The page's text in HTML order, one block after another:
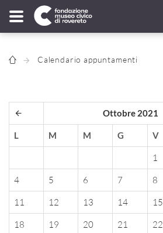
Calendario appuntamenti
Ottobre 2021
L M M G V
1
4
5 6 7 8
11
12 13 14 15
18
19 20 21 22